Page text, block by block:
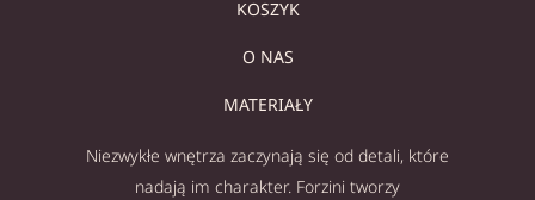
KOSZYK
O NAS
MATERIAŁY
Niezwykłe wnętrza zaczynają się od detali, które
nadają im charakter. Forzini tworzy